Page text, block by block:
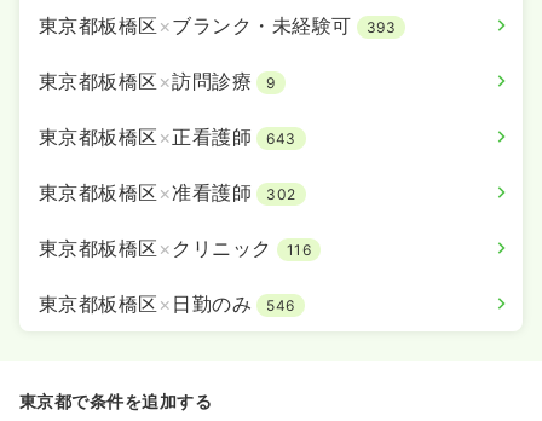
東京都板橋区 ×ブランク・未経験可 393
東京都板橋区 ×訪問診療 9
東京都板橋区 ×正看護師 643
東京都板橋区 ×准看護師 302
東京都板橋区 × クリニック 116
東京都板橋区 × 日勤のみ 546
東京都で条件を追加する